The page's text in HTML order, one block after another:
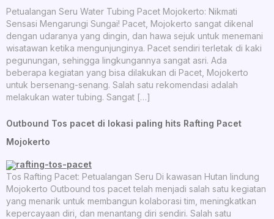
Petualangan Seru Water Tubing Pacet Mojokerto: Nikmati
Sensasi Mengarungi Sungai! Pacet, Mojokerto sangat dikenal
dengan udaranya yang dingin, dan hawa sejuk untuk menemani
wisatawan ketika mengunjunginya. Pacet sendiri terletak di kaki
pegunungan, sehingga lingkungannya sangat asri. Ada
beberapa kegiatan yang bisa dilakukan di Pacet, Mojokerto
untuk bersenang-senang. Salah satu rekomendasi adalah
melakukan water tubing. Sangat […]
Outbound Tos pacet di lokasi paling hits Rafting Pacet
Mojokerto
Tos Rafting Pacet: Petualangan Seru Di kawasan Hutan lindung
Mojokerto Outbound tos pacet telah menjadi salah satu kegiatan
yang menarik untuk membangun kolaborasi tim, meningkatkan
kepercayaan diri, dan menantang diri sendiri. Salah satu